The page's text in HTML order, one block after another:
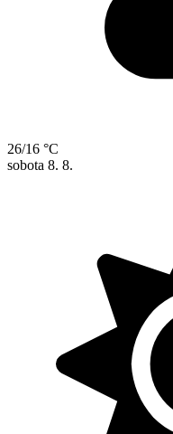
26/16 °C
sobota 8. 8.